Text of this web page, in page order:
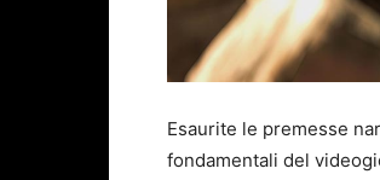
Esaurite le premesse
fondamentali del